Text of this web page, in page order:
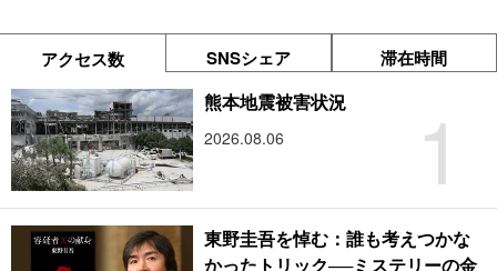
アクセス数 SNSシェア 滞在時間
1
熊本地震被害状況
2026.08.06
東野圭吾を悼む：誰も考えつかな
かったトリック──ミステリーの金